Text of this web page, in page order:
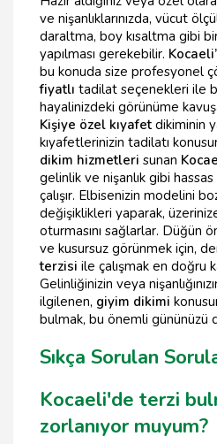
ve nişanlıklarınızda, vücut
daraltma, boy kısaltma gibi
yapılması gerekebilir.
bu konuda size profesyonel
fiyatlı tadilat seçenekleri ile
hayalinizdeki görünüme
Kişiye özel kıyafet dikiminin
kıyafetlerinizin tadilatı
dikim hizmetleri sunan
gelinlik ve nişanlık gibi
çalışır. Elbisenizin modelini
değişiklikleri yaparak,
oturmasını sağlarlar. Düğün
ve kusursuz görünmek için,
terzisi ile çalışmak en doğru
Gelinliğinizin veya
ilgilenen, giyim dikimi
bulmak, bu önemli gününüzü
Sıkça Sorulan
Kocaeli'de terzi
zorlanıyor muyum?